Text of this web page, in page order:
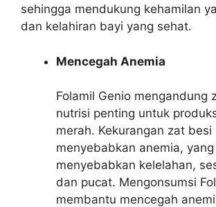
sehingga mendukung kehamilan
dan kelahiran bayi yang sehat.
Mencegah Anemia
Folamil Genio mengandung
nutrisi penting untuk
merah. Kekurangan zat
menyebabkan anemia,
menyebabkan kelelahan,
dan pucat. Mengonsumsi
membantu mencegah